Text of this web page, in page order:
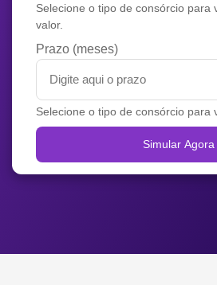
Selecione o tipo de consórcio para
valor.
Prazo (meses)
Selecione o tipo de consórcio para
Simular Agora